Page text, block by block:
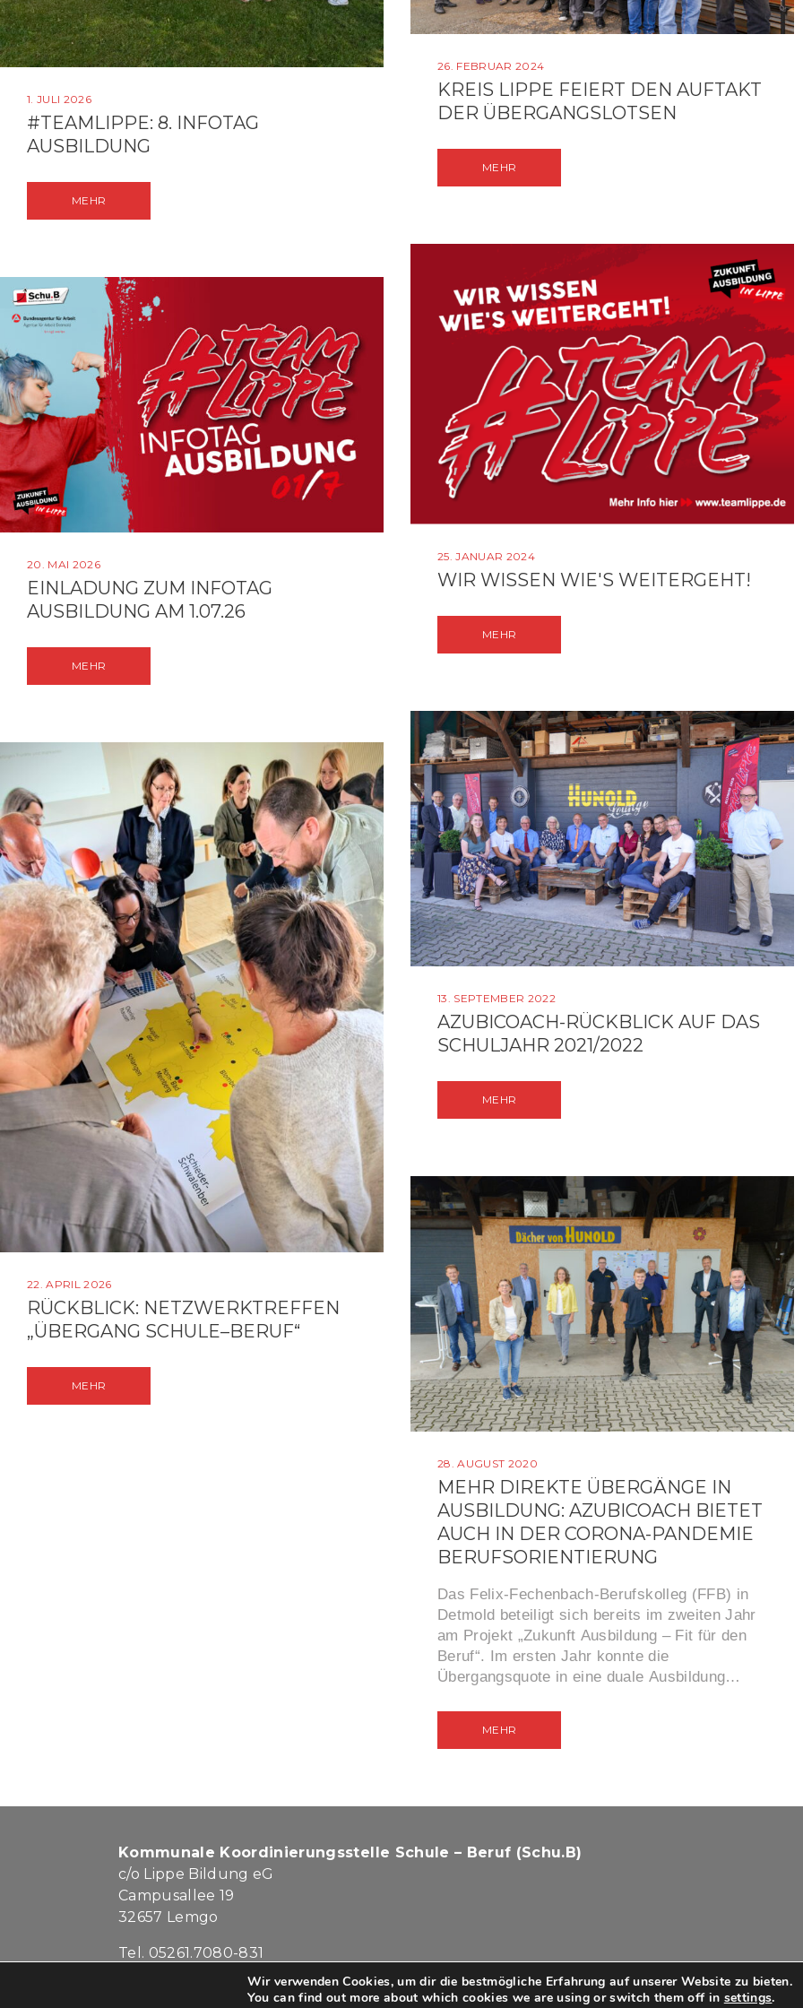
1. JULI 2026
#TEAMLIPPE: 8. INFOTAG
AUSBILDUNG
MEHR
20. MAI 2026
EINLADUNG ZUM INFOTAG
AUSBILDUNG AM 1.07.26
MEHR
22. APRIL 2026
RÜCKBLICK: NETZWERKTREFFEN
„ÜBERGANG SCHULE–BERUF“
MEHR
26. FEBRUAR 2024
KREIS LIPPE FEIERT DEN AUFTAKT
DER ÜBERGANGSLOTSEN
MEHR
25. JANUAR 2024
WIR WISSEN WIE'S WEITERGEHT!
MEHR
13. SEPTEMBER 2022
AZUBICOACH-RÜCKBLICK AUF DAS
SCHULJAHR 2021/2022
MEHR
28. AUGUST 2020
MEHR DIREKTE ÜBERGÄNGE IN
AUSBILDUNG: AZUBICOACH BIETET
AUCH IN DER CORONA-PANDEMIE
BERUFSORIENTIERUNG
Das Felix-Fechenbach-Berufskolleg (FFB) in
Detmold beteiligt sich bereits im zweiten Jahr
am Projekt „Zukunft Ausbildung – Fit für den
Beruf“. Im ersten Jahr konnte die
Übergangsquote in eine duale Ausbildung…
MEHR
Kommunale Koordinierungsstelle Schule – Beruf (Schu.B)
c/o Lippe Bildung eG
Campusallee 19
32657 Lemgo
Tel. 05261.7080-831
kontakt@lippe-schub.deWir verwenden Cookies, um dir die bestmögliche Erfahrung auf unserer Website zu bieten.
You can find out more about which cookies we are using or switch them off in settings.